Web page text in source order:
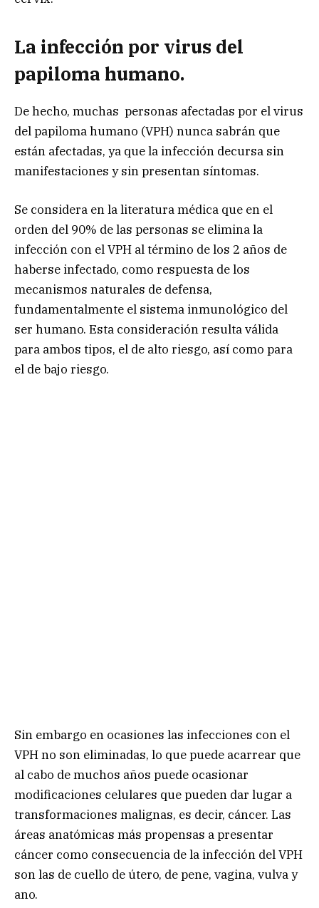
La infección por virus del
papiloma humano.
De hecho, muchas personas afectadas por el virus
del papiloma humano (VPH) nunca sabrán que
están afectadas, ya que la infección decursa sin
manifestaciones y sin presentan síntomas.
Se considera en la literatura médica que en el
orden del 90% de las personas se elimina la
infección con el VPH al término de los 2 años de
haberse infectado, como respuesta de los
mecanismos naturales de defensa,
fundamentalmente el sistema inmunológico del
ser humano. Esta consideración resulta válida
para ambos tipos, el de alto riesgo, así como para
el de bajo riesgo.
Sin embargo en ocasiones las infecciones con el
VPH no son eliminadas, lo que puede acarrear que
al cabo de muchos años puede ocasionar
modificaciones celulares que pueden dar lugar a
transformaciones malignas, es decir, cáncer. Las
áreas anatómicas más propensas a presentar
cáncer como consecuencia de la infección del VPH
son las de cuello de útero, de pene, vagina, vulva y
ano.